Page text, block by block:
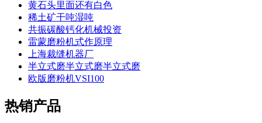
黄石头里面还有白色
稀土矿干吨湿吨
共振碳酸钙化机械投资
雷蒙磨粉机式作原理
上海裁缝机器厂
半立式磨半立式磨半立式磨
欧版磨粉机VSI100
热销产品